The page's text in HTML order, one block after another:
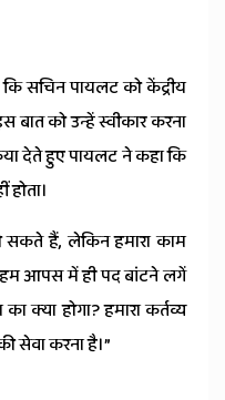
सचिन पायलट को केंद्रीय
बात को उन्हें स्वीकार करना
देते हुए पायलट ने कहा कि
होता।
सकते हैं, लेकिन हमारा काम
हम आपस में ही पद बांटने लगें
क्या होगा? हमारा कर्तव्य
सेवा करना है।”